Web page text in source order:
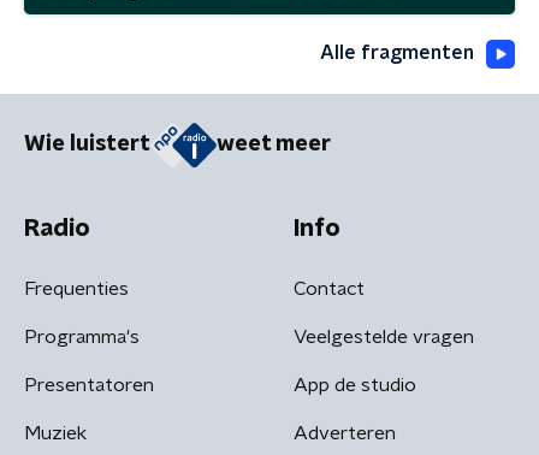
Alle fragmenten
Wie luistert weet meer
Radio
Frequenties
Programma's
Presentatoren
Muziek
Info
Contact
Veelgestelde vragen
App de studio
Adverteren